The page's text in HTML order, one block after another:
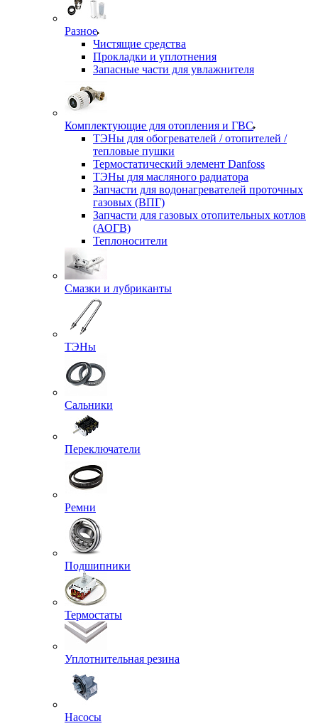
Разное
Чистящие средства
Прокладки и уплотнения
Запасные части для увлажнителя
Комплектующие для отопления и ГВС
ТЭНы для обогревателей / отопителей /
тепловые пушки
Термостатический элемент Danfoss
ТЭНы для масляного радиатора
Запчасти для водонагревателей проточных
газовых (ВПГ)
Запчасти для газовых отопительных котлов
(АОГВ)
Теплоносители
Смазки и лубриканты
ТЭНы
Сальники
Переключатели
Ремни
Подшипники
Термостаты
Уплотнительная резина
Насосы